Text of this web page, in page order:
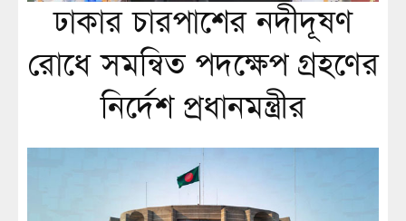
ঢাকার চারপাশের নদীদূষণ
রোধে সমন্বিত পদক্ষেপ গ্রহণের
নির্দেশ প্রধানমন্ত্রীর